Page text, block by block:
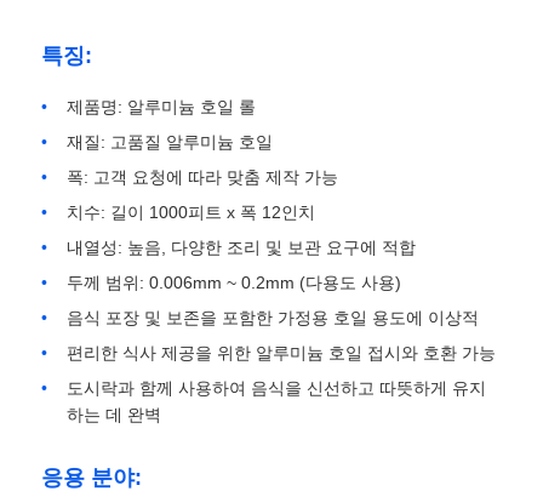
품질 관리
문의하기
뉴스
사례
견적 요청
알루미늄 포일 롤
특징:
제품명: 알루미늄 호일 롤
재질: 고품질 알루미늄 호일
폭: 고객 요청에 따라 맞춤 제작 가능
치수: 길이 1000피트 x 폭 12인치
내열성: 높음, 다양한 조리 및 보관 요구에 적합
두께 범위: 0.006mm ~ 0.2mm (다용도 사용)
음식 포장 및 보존을 포함한 가정용 호일 용도에 이상적
편리한 식사 제공을 위한 알루미늄 호일 접시와 호환 가능
도시락과 함께 사용하여 음식을 신선하고 따뜻하게 유지
하는 데 완벽
응용 분야: